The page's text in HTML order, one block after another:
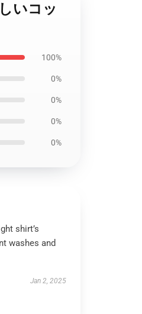
いコッ
100%
0%
0%
0%
0%
shirt’s
washes and
Jan 2, 2025